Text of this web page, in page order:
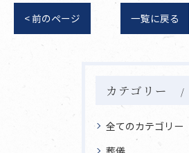
< 前のページ 一覧に戻る
カテゴリー
全てのカテゴリー